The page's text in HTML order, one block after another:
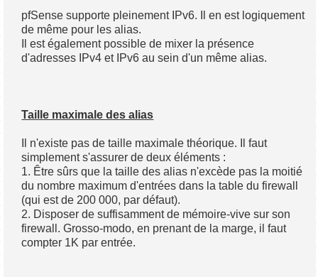
pfSense supporte pleinement IPv6. Il en est logiquement
de même pour les alias.
Il est également possible de mixer la présence
d'adresses IPv4 et IPv6 au sein d'un même alias.
Taille maximale des alias
Il n'existe pas de taille maximale théorique. Il faut
simplement s'assurer de deux éléments :
1. Être sûrs que la taille des alias n'excède pas la moitié
du nombre maximum d'entrées dans la table du firewall
(qui est de 200 000, par défaut).
2. Disposer de suffisamment de mémoire-vive sur son
firewall. Grosso-modo, en prenant de la marge, il faut
compter 1K par entrée.